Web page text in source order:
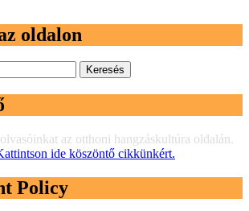
oldalon
az otthoni hangzáskultúra oldalán.
ide köszöntő cikkünkért.
Policy